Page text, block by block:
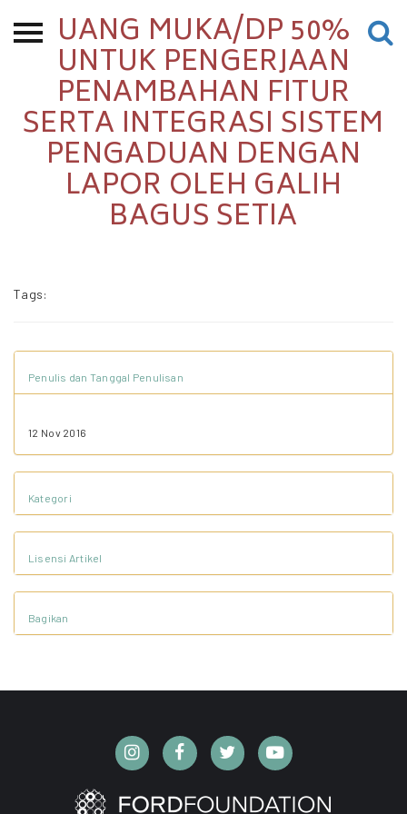
Beranda
Tentang
Permohonan Hibah
Sekolah Pemikiran
Perempuan
Kredit Web-site
UANG MUKA/DP 50%
UNTUK PENGERJAAN
PENAMBAHAN FITUR
SERTA INTEGRASI SISTEM
PENGADUAN DENGAN
LAPOR OLEH GALIH
BAGUS SETIA
Tags:
Penulis dan Tanggal Penulisan
12 Nov 2016
Kategori
Lisensi Artikel
Bagikan